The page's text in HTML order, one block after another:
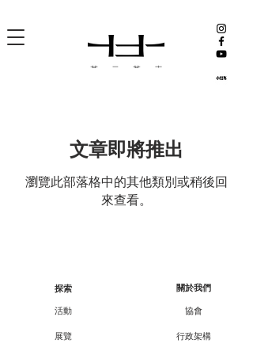
文章即將推出
瀏覽此部落格中的其他類別或稍後回
來查看。
探索
活動
展覽
關於我們
協會
行政架構